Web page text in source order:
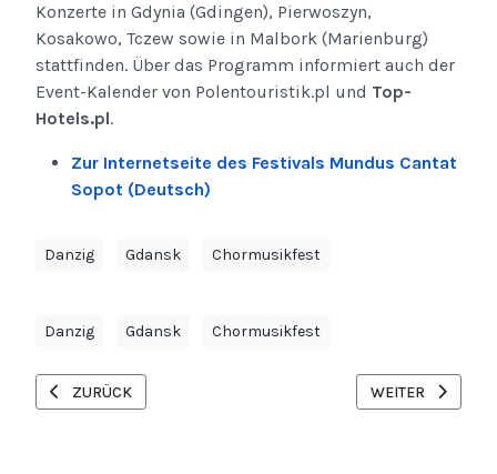
Konzerte in Gdynia (Gdingen), Pierwoszyn,
Kosakowo, Tczew sowie in Malbork (Marienburg)
stattfinden. Über das Programm informiert auch der
Event-Kalender von Polentouristik.pl und Top-
Hotels.pl.
Zur Internetseite des Festivals Mundus Cantat
Sopot (Deutsch)
Danzig Gdansk Chormusikfest
Danzig Gdansk Chormusikfest
VORHERIGER BEITRAG: SPAR-WOCHENENDE IN POZNAŃ
ZURÜCK NÄCHSTER
WEITER